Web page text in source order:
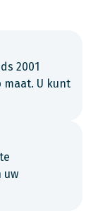
2001
U kunt
uw